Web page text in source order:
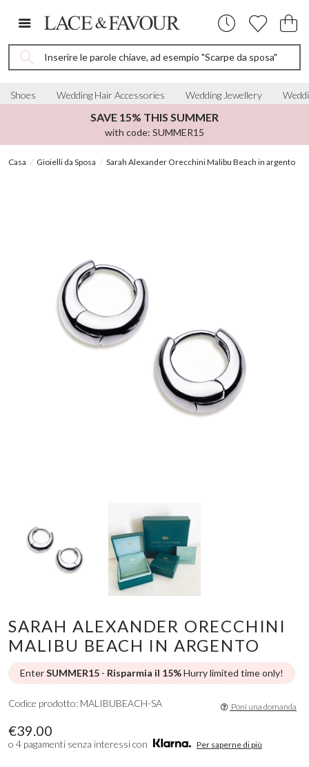
Inserire le parole chiave, ad esempio "Scarpe da sposa"
Shoes Wedding Hair Accessories Wedding Jewellery
SAVE 15% THIS SUMMER
with code: SUMMER15
Casa Gioielli da Sposa Sarah Alexander Orecchini Malibu Beach in argento
SARAH ALEXANDER ORECCHINI
MALIBU BEACH IN ARGENTO
EnterSUMMER15 - Risparmia il 15%Hurry limited time only!
€39.00
o 4 pagamenti senza interessi con Per saperne di più
Codice prodotto: MALIBUBEACH-SA Poni una domanda